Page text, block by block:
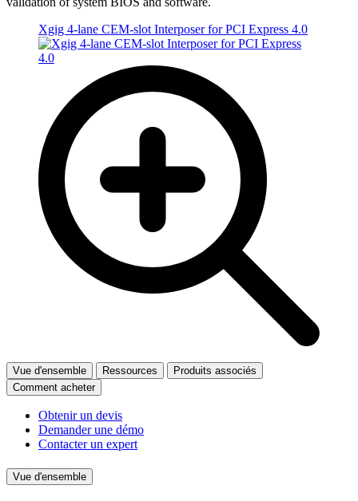
Xgig 4-lane CEM-slot Interposer for PCI Express 4.0
Vue d'ensemble Ressources
Produits associés
Comment acheter
Obtenir un devis
Demander une démo
Contacter un expert
Vue d'ensemble